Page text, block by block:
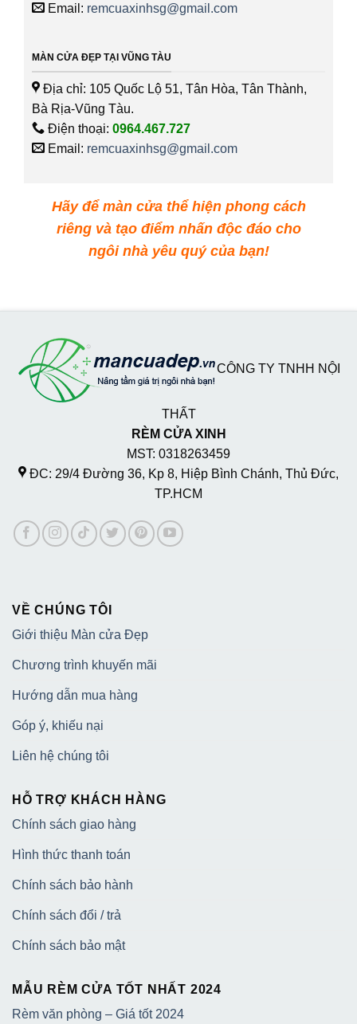
Email: remcuaxinhsg@gmail.com
MÀN CỬA ĐẸP TẠI VŨNG TÀU
Địa chỉ: 105 Quốc Lộ 51, Tân Hòa, Tân Thành,
Bà Rịa-Vũng Tàu.
Điện thoại: 0964.467.727
Email: remcuaxinhsg@gmail.com
Hãy để màn cửa thể hiện phong cách
riêng và tạo điểm nhấn độc đáo cho
ngôi nhà yêu quý của bạn!
CÔNG TY TNHH NỘI
THẤT
RÈM CỬA XINH
MST: 0318263459
ĐC: 29/4 Đường 36, Kp 8, Hiệp Bình Chánh, Thủ Đức,
TP.HCM
VỀ CHÚNG TÔI
Giới thiệu Màn cửa Đẹp
Chương trình khuyến mãi
Hướng dẫn mua hàng
Góp ý, khiếu nại
Liên hệ chúng tôi
HỖ TRỢ KHÁCH HÀNG
Chính sách giao hàng
Hình thức thanh toán
Chính sách bảo hành
Chính sách đổi / trả
Chính sách bảo mật
MẪU RÈM CỬA TỐT NHẤT 2024
Rèm văn phòng – Giá tốt 2024